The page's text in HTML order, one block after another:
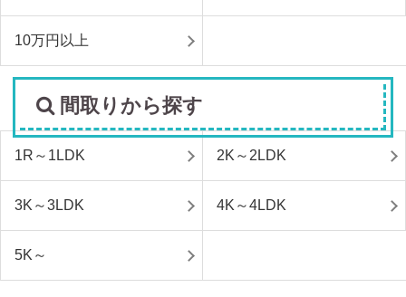
10万円以上
間取りから探す
1R～1LDK 2K～2LDK
3K～3LDK 4K～4LDK
5K～